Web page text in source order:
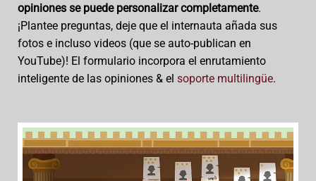
opiniones se puede personalizar completamente.
¡Plantee preguntas, deje que el internauta añada sus
fotos e incluso videos (que se auto-publican en
YouTube)! El formulario incorpora el enrutamiento
inteligente de las opiniones & el soporte multilingüe.